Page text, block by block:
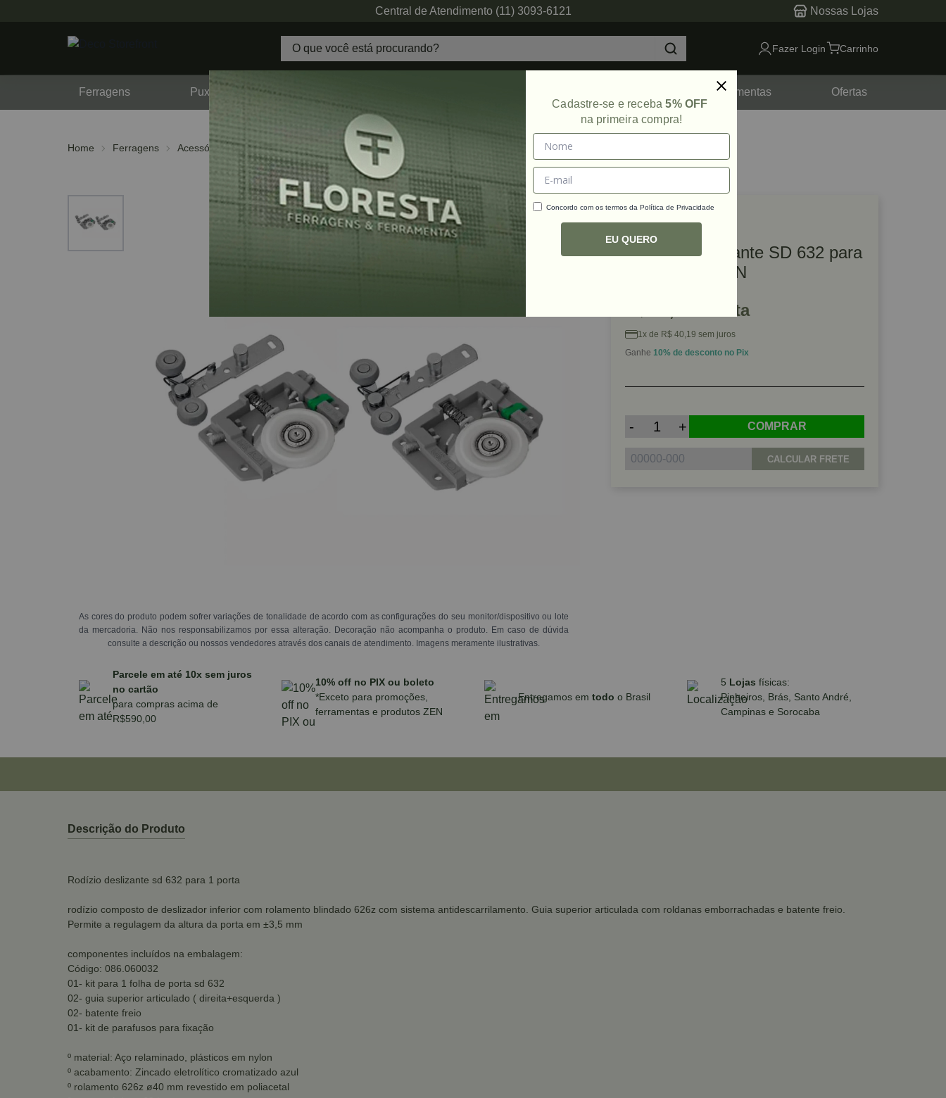
Central de Atendimento (11) 3093-6121 Nossas Lojas
Fazer Login Carrinho
Ferragens Puxadores Ferramentas Ofertas
Home Ferragens Acessórios Rodizios
As cores do produto podem sofrer variações de tonalidade de acordo com as configurações do seu monitor/dispositivo ou lote
da mercadoria. Não nos responsabilizamos por essa alteração. Decoração não acompanha o produto. Em caso de dúvida
consulte a descrição ou nossos vendedores através dos canais de atendimento. Imagens meramente ilustrativas.
Ref: 62383
Rodízio Deslizante SD 632 para
1 Porta FGV/TN
R$ 40,19 à vista
1x de R$ 40,19 sem juros
Ganhe 10% de desconto no Pix
- + COMPRAR
CALCULAR FRETE
Parcele em até 10x sem juros
no cartão
para compras acima de
R$590,00
10% off no PIX ou boleto
*Exceto para promoções,
ferramentas e produtos ZEN
Entregamos em todo o Brasil
5 Lojas físicas:
Pinheiros, Brás, Santo André,
Campinas e Sorocaba
Descrição do Produto
Rodízio deslizante sd 632 para 1 porta
rodízio composto de deslizador inferior com rolamento blindado 626z com sistema antidescarrilamento. Guia superior articulada com roldanas emborrachadas e batente freio.
Permite a regulagem da altura da porta em ±3,5 mm
componentes incluídos na embalagem:
Código: 086.060032
01- kit para 1 folha de porta sd 632
02- guia superior articulado ( direita+esquerda )
02- batente freio
01- kit de parafusos para fixação
º material: Aço relaminado, plásticos em nylon
º acabamento: Zincado eletrolítico cromatizado azul
º rolamento 626z ø40 mm revestido em poliacetal
Cadastre-se e receba5% OFF
na primeira compra!
Concordo com os termos da Política de Privacidade
EU QUERO